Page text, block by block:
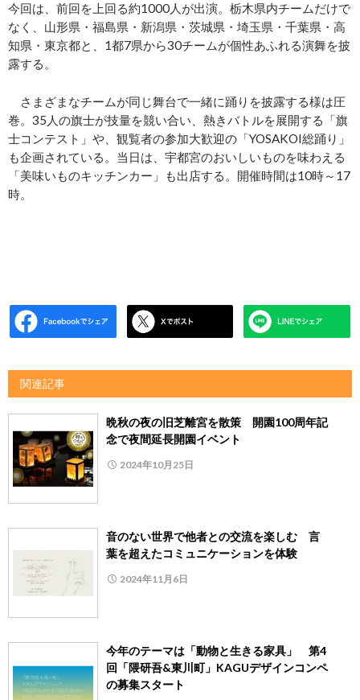
今回は、前回を上回る約1000人が出演。栃木県内チームだけで
なく、山形県・福島県・新潟県・茨城県・埼玉県・千葉県・高
知県・東京都と、1都7県から30チームが個性あふれる演舞を披
露する。
さまざまなチームが同じ舞台で一緒に踊りを披露する様は圧
巻。35人の旗士が技量を競い合い、熱きバトルを展開する「旗
士コンテスト」や、観覧者の参加大歓迎の「YOSAKOI総踊り」
も企画されている。当日は、宇都宮のおいしいものを味わえる
「美味いものキッチンカー」も出店する。開催時間は10時～17
時。
関連記事
晩秋の夜の旧芝離宮を散策 開園100周年記
念で夜間延長開園イベント
2024年10月25日
音のない世界で他者との交流を楽しむ 言
葉を超えたコミュニケーションを体験
2024年11月6日
今年のテーマは「動物と生きる家具」 第4
回「隈研吾&東川町」KAGUデザインコンペ
の募集スタート